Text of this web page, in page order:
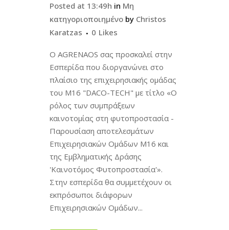
Posted at 13:49h in Μη
κατηγοριοποιημένο by Christos
Karatzas
0 Likes
O AGRENAOS σας προσκαλεί στην
Εσπερίδα που διοργανώνει στο
πλαίσιο της επιχειρησιακής ομάδας
του Μ16 "DACO-TECH" με τίτλο «Ο
ρόλος των συμπράξεων
καινοτομίας στη φυτοπροστασία -
Παρουσίαση αποτελεσμάτων
Επιχειρησιακών Ομάδων Μ16 και
της Εμβληματικής Δράσης
'Καινοτόμος Φυτοπροστασία'».
Στην εσπερίδα θα συμμετέχουν οι
εκπρόσωποι διάφορων
Επιχειρησιακών Ομάδων...